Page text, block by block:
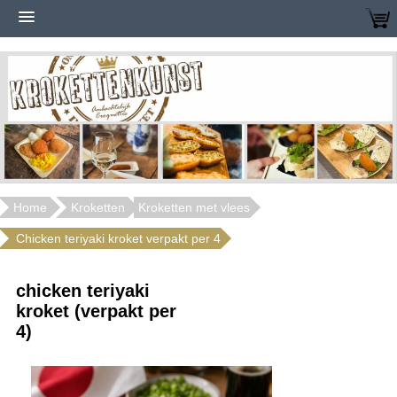
Home Kroketten Kroketten met vlees
Chicken teriyaki kroket verpakt per 4
chicken teriyaki
kroket (verpakt per
4)